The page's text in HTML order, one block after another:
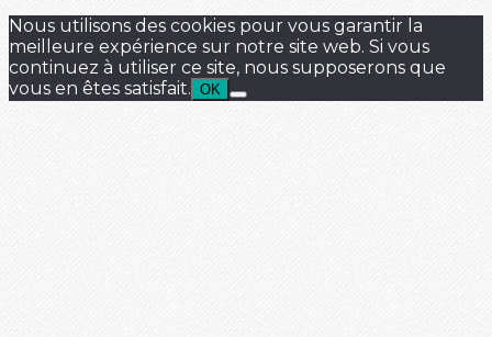
Nous utilisons des cookies pour vous garantir la
meilleure expérience sur notre site web. Si vous
continuez à utiliser ce site, nous supposerons que
vous en êtes satisfait. OK